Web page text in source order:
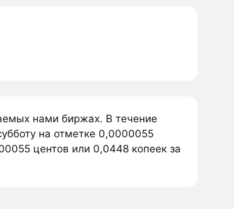
нами биржах. В течение
на отметке 0,0000055
центов или 0,0448 копеек за